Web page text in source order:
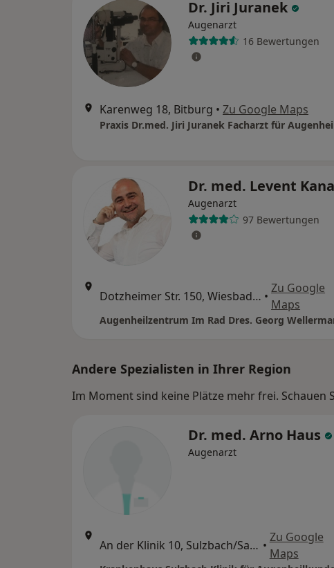
Dr. Jiri Juranek
Augenarzt
16 Bewertungen
Karenweg 18, Bitburg • Zu Google Maps
Dr. med. Levent
Augenarzt
97 Bewertungen
Dotzheimer Str. 150, Wiesbaden •
Zu Google
Maps
Andere Spezialisten in Ihrer Region
Im Moment sind keine Plätze mehr frei. Schauen
Dr. med. Arno Haus
Augenarzt
An der Klinik 10, Sulzbach/Saar •
Zu Google
Maps